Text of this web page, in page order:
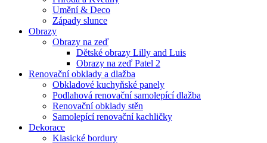
Umění & Deco
Západy slunce
Obrazy
Obrazy na zeď
Dětské obrazy Lilly and Luis
Obrazy na zeď Patel 2
Renovační obklady a dlažba
Obkladové kuchyňské panely
Podlahová renovační samolepící dlažba
Renovační obklady stěn
Samolepící renovační kachličky
Dekorace
Klasické bordury